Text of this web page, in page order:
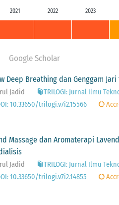
2021 2022 2023
Google Scholar
Deep Breathing dan Genggam
Jadid
TRILOGI: Jurnal Ilmu
10.33650/trilogi.v7i2.15566
Massage dan Aromaterapi
Jadid
TRILOGI: Jurnal Ilmu
10.33650/trilogi.v7i2.14855